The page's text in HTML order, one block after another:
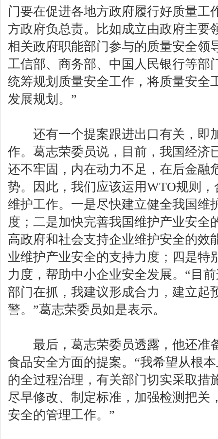
门要在促进各地方政府履行好质量工
方政府负总责。比如成立由政府主要
相关政府职能部门参与的质量安全领
工信部、商务部、中国人民银行等部
统筹规划质量安全工作，将质量安全
发展规划。”
还有一个提案跟进出口有关，即
作。葛志荣委员说，目前，我国经济
还不牢固，内在动力不足，在后金融
势。因此，我们应该运用WTO规则
维护工作。一是尽快建立健全我国维
度；二是加快完善我国维护产业安全
高政府和社会支持企业维护安全的效
业维护产业安全的支持力度；四是特
力度，帮助中小企业安全发展。“目
部门在抓，我建议形成合力，建立起
警。”葛志荣委员如是表示。
最后，葛志荣委员透露，他还准
食品安全方面的提案。“我希望从根
的全过程治理，有关部门切实采取措
尽早修改、制定标准，加强检测把关
安全的管理工作。”